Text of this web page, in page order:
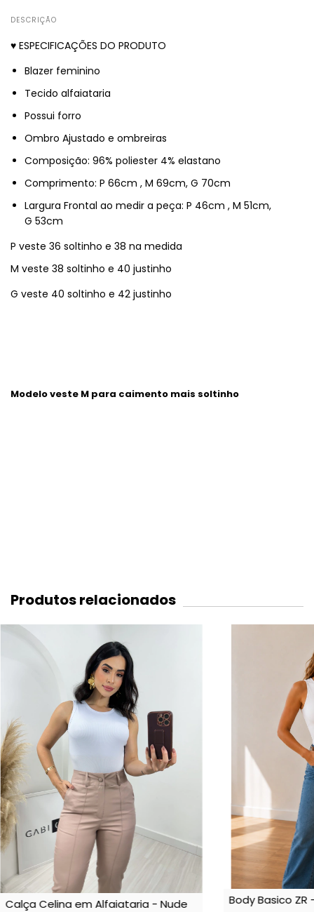
DESCRIÇÃO
♥ ESPECIFICAÇÕES DO PRODUTO
Blazer feminino
Tecido alfaiataria
Possui forro
Ombro Ajustado e ombreiras
Composição: 96% poliester 4% elastano
Comprimento: P 66cm , M 69cm, G 70cm
Largura Frontal ao medir a peça: P 46cm , M 51cm,
G 53cm
P veste 36 soltinho e 38 na medida
M veste 38 soltinho e 40 justinho
G veste 40 soltinho e 42 justinho
Modelo veste M para caimento mais soltinho
Produtos relacionados
Calça Celina em Alfaiataria - Nude Body Basico ZR